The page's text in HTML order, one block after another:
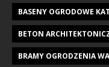
BASENY OGRODOWE
BETON
BRAMY OGRODZENIA